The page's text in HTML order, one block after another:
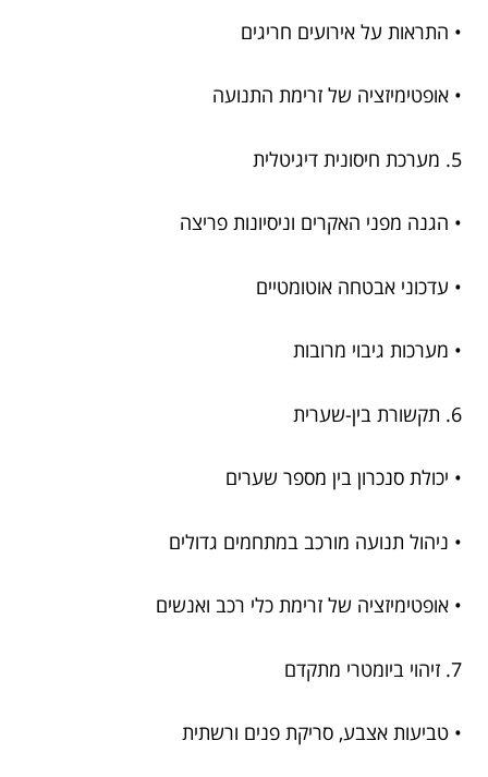
• התראות על אירועים חריגים
• אופטימיזציה של זרימת התנועה
5. מערכת חיסונית דיגיטלית
• הגנה מפני האקרים וניסיונות פריצה
• עדכוני אבטחה אוטומטיים
• מערכות גיבוי מרובות
6. תקשורת בין-שערית
• יכולת סנכרון בין מספר שערים
• ניהול תנועה מורכב במתחמים גדולים
• אופטימיזציה של זרימת כלי רכב ואנשים
7. זיהוי ביומטרי מתקדם
• טביעות אצבע, סריקת פנים ורשתית